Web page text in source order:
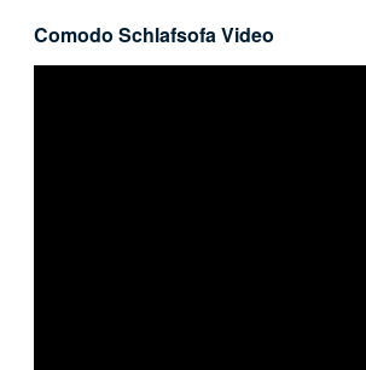
Comodo Schlafsofa Video